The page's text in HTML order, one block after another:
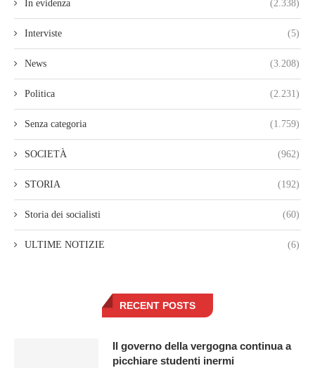
In evidenza (2.338)
Interviste (5)
News (3.208)
Politica (2.231)
Senza categoria (1.759)
SOCIETÀ (962)
STORIA (192)
Storia dei socialisti (60)
ULTIME NOTIZIE (6)
RECENT POSTS
Il governo della vergogna continua a
picchiare studenti inermi